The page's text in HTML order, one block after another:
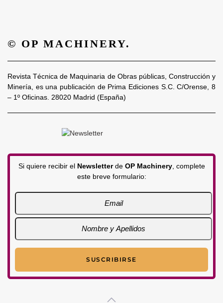
© OP MACHINERY.
Revista Técnica de Maquinaria de Obras públicas, Construcción y
Minería, es una publicación de Prima Ediciones S.C. C/Orense, 8
– 1º Oficinas. 28020 Madrid (España)
Si quiere recibir el Newsletterde OP Machinery, complete
este breve formulario: